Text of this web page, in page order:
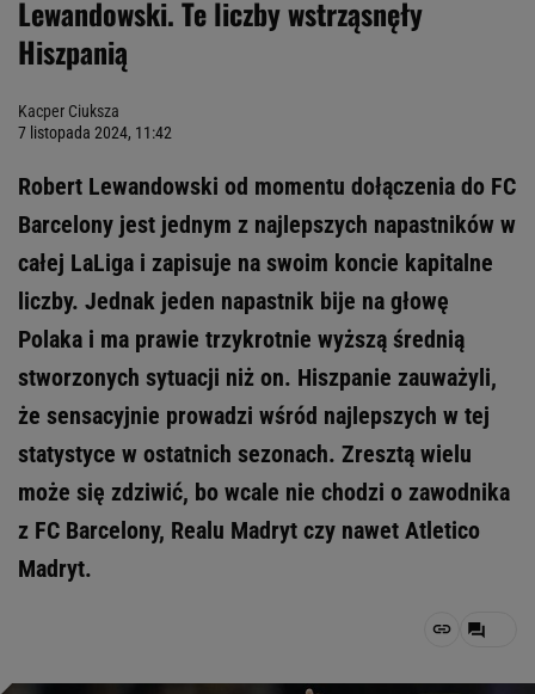
Lewandowski. Te liczby wstrząsnęły
Hiszpanią
Kacper Ciuksza
7 listopada 2024, 11:42
Robert Lewandowski od momentu dołączenia do FC
Barcelony jest jednym z najlepszych napastników w
całej LaLiga i zapisuje na swoim koncie kapitalne
liczby. Jednak jeden napastnik bije na głowę
Polaka i ma prawie trzykrotnie wyższą średnią
stworzonych sytuacji niż on. Hiszpanie zauważyli,
że sensacyjnie prowadzi wśród najlepszych w tej
statystyce w ostatnich sezonach. Zresztą wielu
może się zdziwić, bo wcale nie chodzi o zawodnika
z FC Barcelony, Realu Madryt czy nawet Atletico
Madryt.